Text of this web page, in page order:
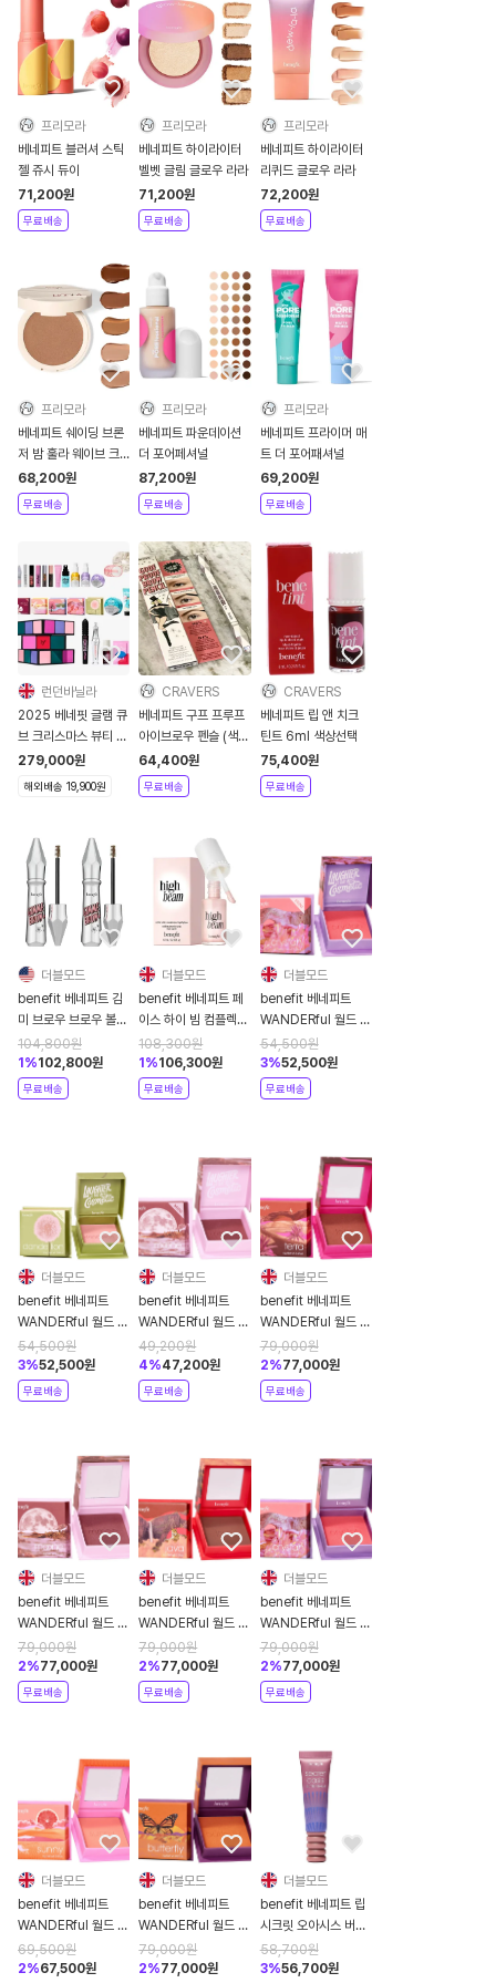
프리모라
베네피트 블러셔 스틱
젤 쥬시 듀이
71,200원
무료배송
프리모라
베네피트 하이라이터
벨벳 글림 글로우 라라
71,200원
무료배송
프리모라
베네피트 하이라이터
리퀴드 글로우 라라
72,200원
무료배송
프리모라
베네피트 쉐이딩 브론
저 밤 훌라 웨이브 크
림
68,200원
무료배송
프리모라
베네피트 파운데이션
더 포어페셔널
87,200원
무료배송
프리모라
베네피트 프라이머 매
트 더 포어패셔널
69,200원
무료배송
런던바닐라
2025 베네핏 글램 큐
브 크리스마스 뷰티 어
드벤트 캘린더
279,000원
해외배송 19,900원
CRAVERS
베네피트 구프 프루프
아이브로우 펜슬 (색상
선택)
64,400원
무료배송
CRAVERS
베네피트 립 앤 치크
틴트 6ml 색상선택
75,400원
무료배송
더블모드
benefit 베네피트 김
미 브로우 브로우 볼류
마이징 파이버 젤 3g
4.5 NEUTRAL
DEEP BROWN 2개
104,800원
1 %102,800원
무료배송
더블모드
benefit 베네피트 페
이스 하이 빔 컴플렉션
하이라이터 6ml
108,300원
1 %106,300원
무료배송
더블모드
benefit 베네피트
WANDERful 월드 블
러쉬 미니 크리스타 스
트로베리 핑크 블러쉬
2.5g
54,500원
3%52,500원
무료배송
더블모드
benefit 베네피트
WANDERful 월드 블
러쉬 미니 단델리온 베
이비핑크 브라이트닝
블러쉬 2.5g
54,500원
3%52,500원
무료배송
더블모드
benefit 베네피트
WANDERful 월드 블
러쉬 미니 무네 리치
베리 블러쉬 2.5g
49,200원
4%47,200원
무료배송
더블모드
benefit 베네피트
WANDERful 월드 블
러쉬 테라 골든 브릭레
드 블러쉬 6g
79,000원
2%77,000원
무료배송
더블모드
benefit 베네피트
WANDERful 월드 블
러쉬 무네 리치 베리
블러쉬 6g
79,000원
2%77,000원
무료배송
더블모드
benefit 베네피트
WANDERful 월드 블
러쉬 자바 로지 모카
블러쉬 6g
79,000원
2%77,000원
무료배송
더블모드
benefit 베네피트
WANDERful 월드 블
러쉬 크리스타 스트로
베리 핑크 블러쉬 6g
79,000원
2%77,000원
무료배송
더블모드
benefit 베네피트
WANDERful 월드 블
러쉬 써니 웜 코랄 파
우더 블러쉬 6g
69,500원
2%67,500원
더블모드
benefit 베네피트
WANDERful 월드 블
러쉬 버터플라이 골든
오렌지 블러쉬 6g
79,000원
2%77,000원
더블모드
benefit 베네피트 립
시크릿 오아시스 버터
밤 10ML
58,700원
3%56,700원